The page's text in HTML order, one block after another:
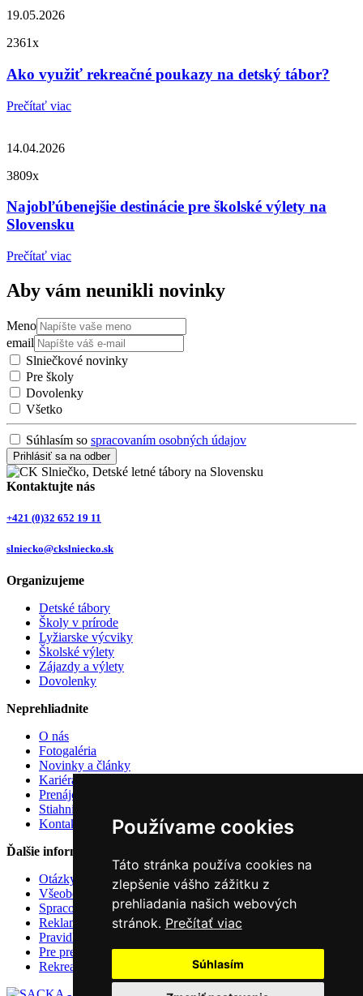
Používame cookies
Táto stránka používa cookies na
zlepšenie vášho zážitku z
prehliadania našich webových
stránok. Prečítať viac
Súhlasím
19.05.2026
2361x
Ako využiť rekreačné poukazy na detský tábor?
Prečítať viac
14.04.2026
3809x
Najobľúbenejšie destinácie pre školské výlety na
Slovensku
Prečítať viac
Aby vám neunikli novinky
Meno
email
Slniečkové novinky
Pre školy
Dovolenky
Všetko
Súhlasím so spracovaním osobných údajov
Prihlásiť sa na odber
Kontaktujte nás
+421 (0)32 652 19 11
slniecko@ckslniecko.sk
Organizujeme
Detské tábory
Školy v prírode
Lyžiarske výcviky
Školské výlety
Zájazdy a výlety
Dovolenky
Neprehliadnite
O nás
Fotogaléria
Novinky a články
Kariéra u nás
Prenájom atrakcií
Stiahnite si
Kontakt
Ďalšie informácie
Otázky a odpovede
Všeobecné zmluvné podmienky
Spracovanie osobných údajov
Reklamačný poriadok
Pravidlá používania cookies
Pre predajcov
Rekreačné poukazy